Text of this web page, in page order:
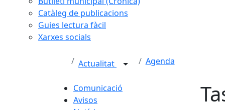
Catàleg de publicacions
Guies lectura fàcil
Xarxes socials
Actualitat Agenda
Comunicació
Avisos